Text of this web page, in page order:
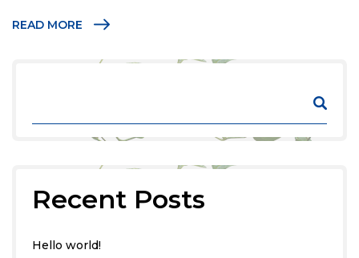
Recent Posts
Hello world!
READ MORE